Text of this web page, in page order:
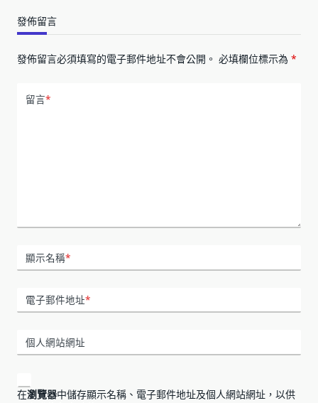
發佈留言
發佈留言必須填寫的電子郵件地址不會公開。 必填欄位標示為 *
留言*
顯示名稱*
電子郵件地址*
個人網站網址
在瀏覽器中儲存顯示名稱、電子郵件地址及個人網站網址，以供